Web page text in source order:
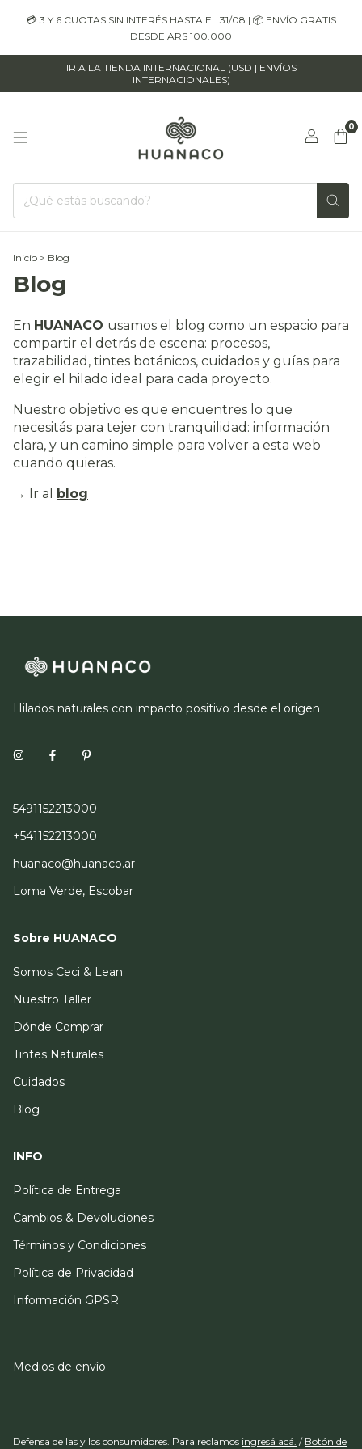
💳 3 Y 6 CUOTAS SIN INTERÉS HASTA EL 31/08 | 📦 ENVÍO GRATIS
DESDE ARS 100.000
IR A LA TIENDA INTERNACIONAL (USD | ENVÍOS
INTERNACIONALES)
0
Inicio > Blog
Blog
En HUANACO usamos el blog como un espacio para
compartir el detrás de escena: procesos,
trazabilidad, tintes botánicos, cuidados y guías para
elegir el hilado ideal para cada proyecto.
Nuestro objetivo es que encuentres lo que
necesitás para tejer con tranquilidad: información
clara, y un camino simple para volver a esta web
cuando quieras.
→ Ir al blog
Hilados naturales con impacto positivo desde el origen
5491152213000
+541152213000
huanaco@huanaco.ar
Loma Verde, Escobar
Sobre HUANACO
Somos Ceci & Lean
Nuestro Taller
Dónde Comprar
Tintes Naturales
Cuidados
Blog
INFO
Política de Entrega
Cambios & Devoluciones
Términos y Condiciones
Política de Privacidad
Información GPSR
Medios de envío
Defensa de las y los consumidores. Para reclamos ingresá acá. / Botón de